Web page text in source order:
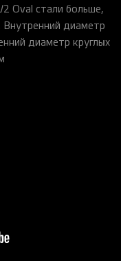
Oval стали больше,
Внутренний диаметр
диаметр круглых